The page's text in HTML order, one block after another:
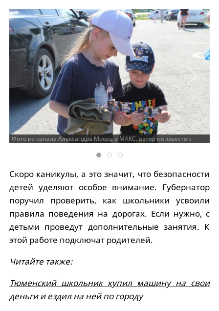
Фото из канала Александра Моора в МАКС, автор неизвестен
Скоро каникулы, а это значит, что безопасности
детей уделяют особое внимание. Губернатор
поручил проверить, как школьники усвоили
правила поведения на дорогах. Если нужно, с
детьми проведут дополнительные занятия. К
этой работе подключат родителей.
Читайте также:
Тюменский школьник купил машину на свои
деньги и ездил на ней по городу